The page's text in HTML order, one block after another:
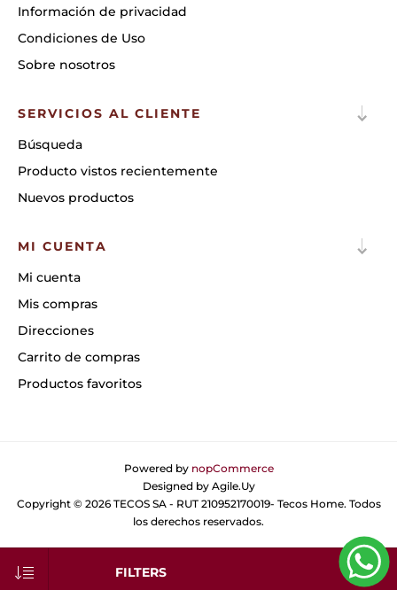
FILTERS
Información de privacidad
Condiciones de Uso
Sobre nosotros
SERVICIOS AL CLIENTE
Búsqueda
Producto vistos recientemente
Nuevos productos
MI CUENTA
Mi cuenta
Mis compras
Direcciones
Carrito de compras
Productos favoritos
Powered by nopCommerce
Designed by Agile.Uy
Copyright © 2026 TECOS SA - RUT 210952170019- Tecos Home. Todos
los derechos reservados.